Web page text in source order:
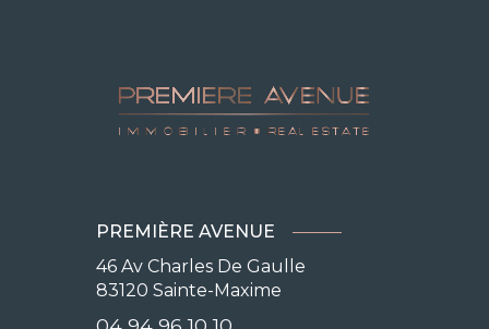
PREMIÈRE AVENUE
46 Av Charles De Gaulle
83120 Sainte-Maxime